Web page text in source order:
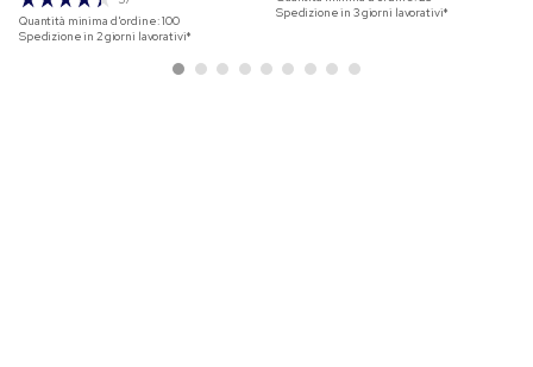
Quantità minima d'ordine:100
Spedizione in 2 giorni lavorativi*
Spedizione in 3 giorni lavorativi*